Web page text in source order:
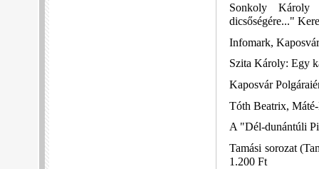
Sonkoly Károly
dicsőségére..."
Infomark,
Szita Károly: Egy
Kaposvár
Tóth Beatrix,
A "Dél-dunántúli
Tamási sorozat
1.200 Ft